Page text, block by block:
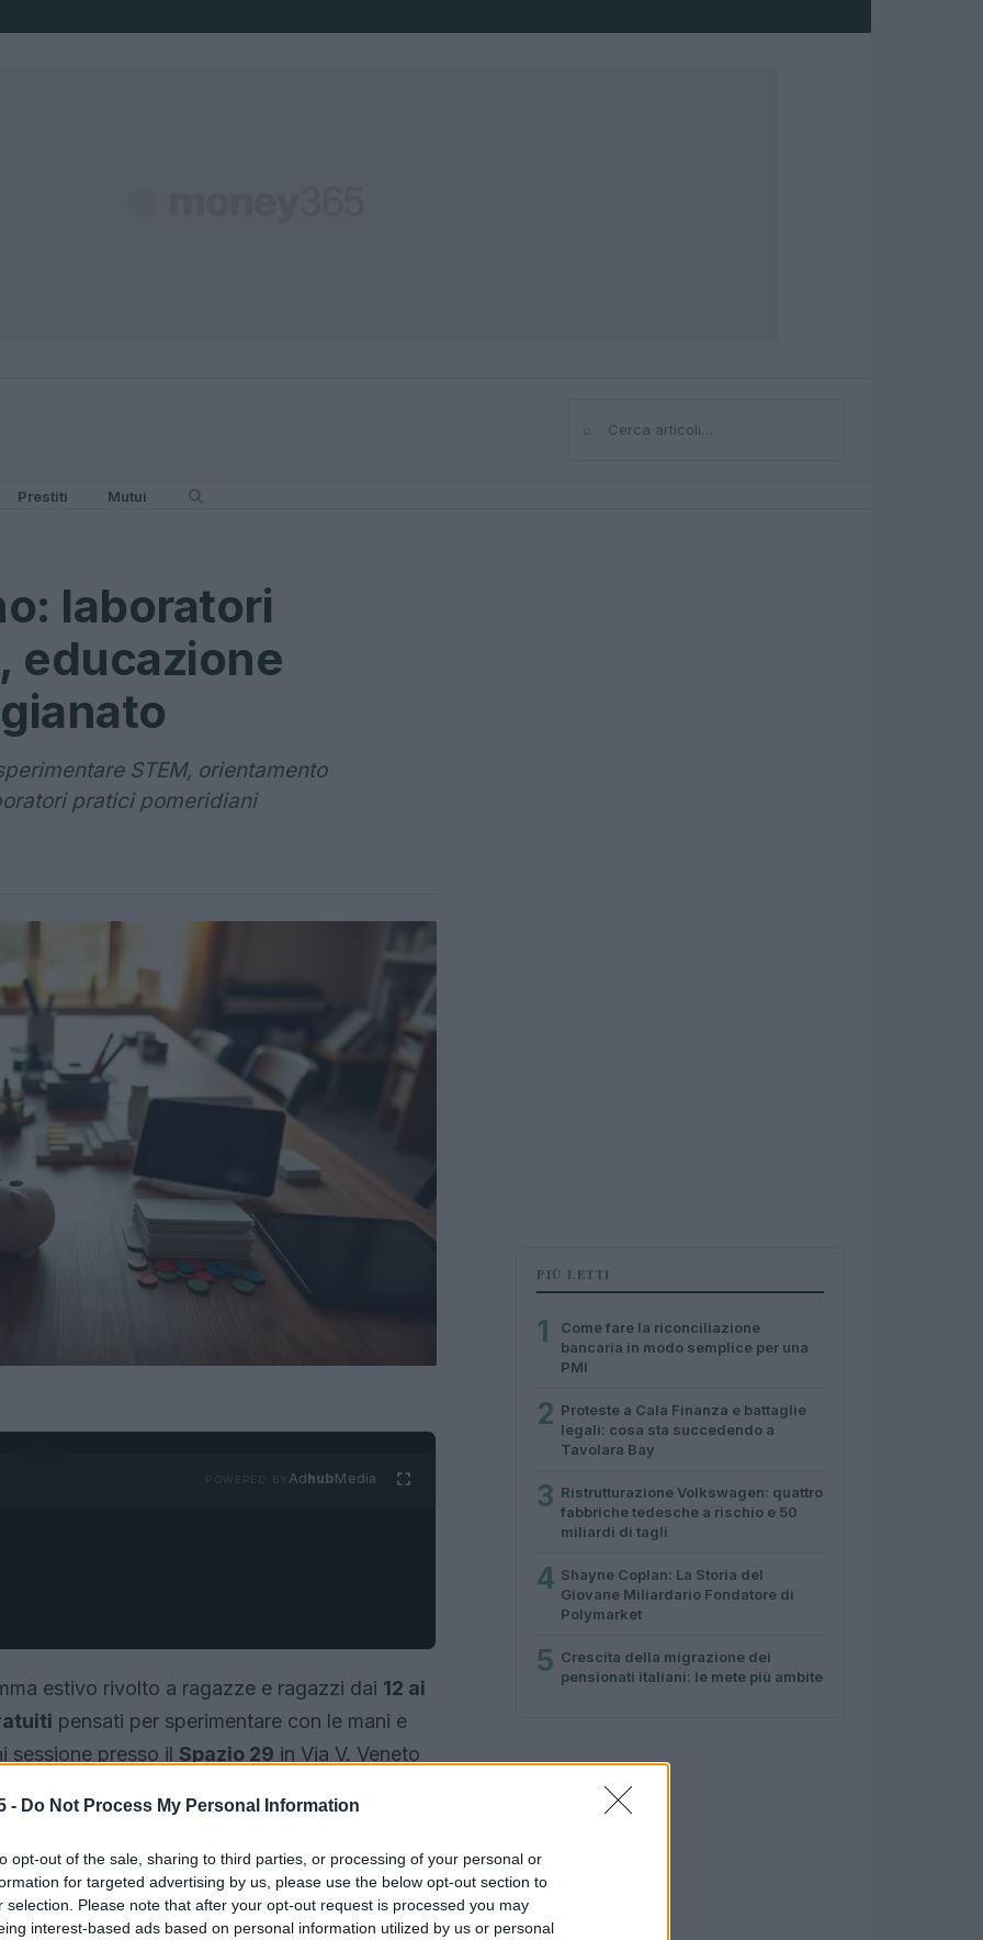
- Do Not Process My Personal Information
opt-out of the sale, sharing to third parties, or processing of your personal or
for targeted advertising by us, please use the below opt-out section to
selection. Please note that after your opt-out request is processed you may
interest-based ads based on personal information utilized by us or personal
⌕Cerca
Prestiti Mutui
laboratori
educazione
STEM, orientamento
pratici pomeridiani
AdhubMedia
estivo rivolto a ragazze e ragazzi dai 12 ai
pensati per sperimentare con le mani e
sessione presso il Spazio 29 in Via V. Veneto
attitudini e possibilità future, in un contesto
PIÙ LETTI
1
Come fare la riconciliazione
bancaria in modo semplice per una
PMI
2 Proteste a Cala Finanza e battaglie
legali: cosa sta succedendo a
Tavolara Bay
3 Ristrutturazione Volkswagen: quattro
fabbriche tedesche a rischio e 50
miliardi di tagli
4 Shayne Coplan: La Storia del
Giovane Miliardario Fondatore di
Polymarket
5 Crescita della migrazione dei
pensionati italiani: le mete più ambite